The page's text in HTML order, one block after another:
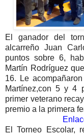
El ganador del
alcarreño Juan
puntos sobre 6,
Martín Rodríguez
16. Le
Martínez,con 5 y 4
primer veterano
premio a la primera
El Torneo Escolar,